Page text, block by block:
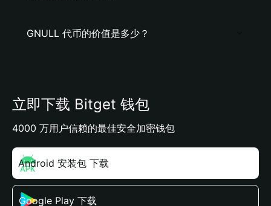
GNULL 代币的价值是多少？
立即下载 Bitget 钱包
4000 万用户信赖的最佳安全加密钱包
Android 安装包 下载
Google Play 下载